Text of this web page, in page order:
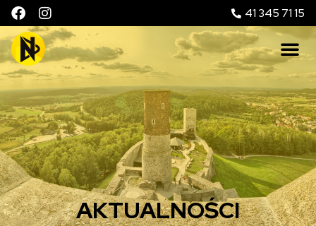
41 345 71 15
AKTUALNOŚCI